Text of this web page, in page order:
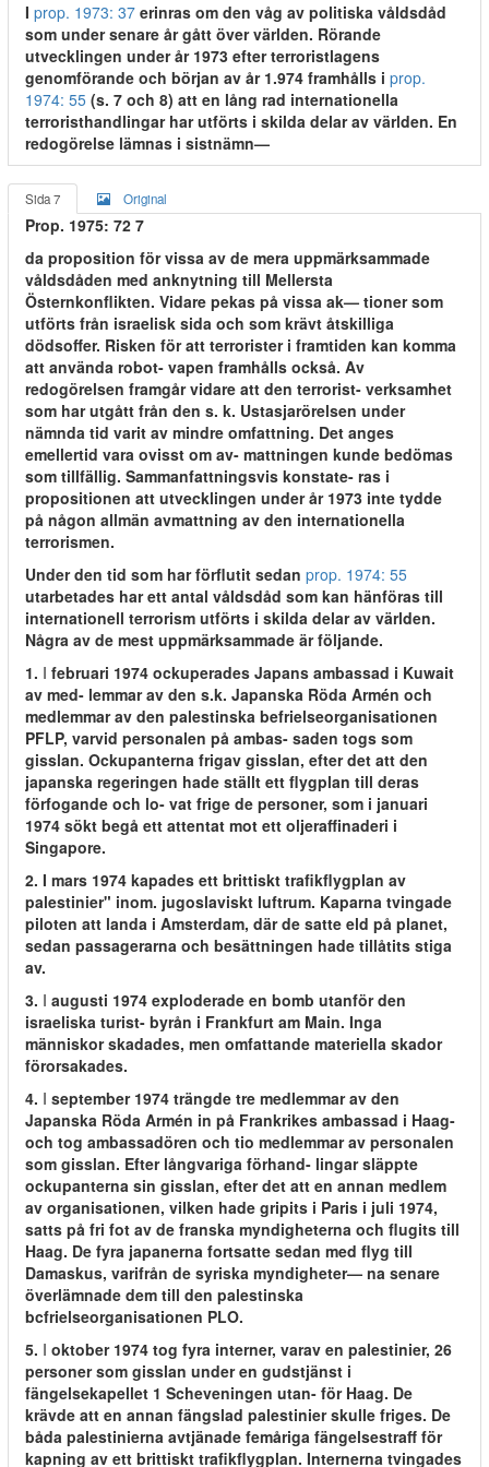
I prop. 1973: 37 erinras om den våg av politiska våldsdåd
som under senare år gått över världen. Rörande
utvecklingen under år 1973 efter terroristlagens
genomförande och början av år 1.974 framhålls i prop.
1974: 55 (s. 7 och 8) att en lång rad internationella
terroristhandlingar har utförts i skilda delar av världen. En
redogörelse lämnas i sistnämn—
Sida 7 Original
Prop. 1975: 72 7
da proposition för vissa av de mera uppmärksammade
våldsdåden med anknytning till Mellersta
Östernkonflikten. Vidare pekas på vissa ak— tioner som
utförts från israelisk sida och som krävt åtskilliga
dödsoffer. Risken för att terrorister i framtiden kan komma
att använda robot- vapen framhålls också. Av
redogörelsen framgår vidare att den terrorist- verksamhet
som har utgått från den s. k. Ustasjarörelsen under
nämnda tid varit av mindre omfattning. Det anges
emellertid vara ovisst om av- mattningen kunde bedömas
som tillfällig. Sammanfattningsvis konstate- ras i
propositionen att utvecklingen under år 1973 inte tydde
på någon allmän avmattning av den internationella
terrorismen.
Under den tid som har förflutit sedan prop. 1974: 55
utarbetades har ett antal våldsdåd som kan hänföras till
internationell terrorism utförts i skilda delar av världen.
Några av de mest uppmärksammade är följande.
1. I februari 1974 ockuperades Japans ambassad i Kuwait
av med- lemmar av den s.k. Japanska Röda Armén och
medlemmar av den palestinska befrielseorganisationen
PFLP, varvid personalen på ambas- saden togs som
gisslan. Ockupanterna frigav gisslan, efter det att den
japanska regeringen hade ställt ett flygplan till deras
förfogande och lo- vat frige de personer, som i januari
1974 sökt begå ett attentat mot ett oljeraffinaderi i
Singapore.
2. I mars 1974 kapades ett brittiskt trafikflygplan av
palestinier" inom. jugoslaviskt luftrum. Kaparna tvingade
piloten att landa i Amsterdam, där de satte eld på planet,
sedan passagerarna och besättningen hade tillåtits stiga
av.
3. I augusti 1974 exploderade en bomb utanför den
israeliska turist- byrån i Frankfurt am Main. Inga
människor skadades, men omfattande materiella skador
förorsakades.
4. I september 1974 trängde tre medlemmar av den
Japanska Röda Armén in på Frankrikes ambassad i Haag-
och tog ambassadören och tio medlemmar av personalen
som gisslan. Efter långvariga förhand- lingar släppte
ockupanterna sin gisslan, efter det att en annan medlem
av organisationen, vilken hade gripits i Paris i juli 1974,
satts på fri fot av de franska myndigheterna och flugits till
Haag. De fyra japanerna fortsatte sedan med flyg till
Damaskus, varifrån de syriska myndigheter— na senare
överlämnade dem till den palestinska
bcfrielseorganisationen PLO.
5. I oktober 1974 tog fyra interner, varav en palestinier, 26
personer som gisslan under en gudstjänst i
fängelsekapellet 1 Scheveningen utan- för Haag. De
krävde att en annan fängslad palestinier skulle friges. De
båda palestinierna avtjänade femåriga fängelsestraff för
kapning av ett brittiskt trafikflygplan. Internerna tvingades